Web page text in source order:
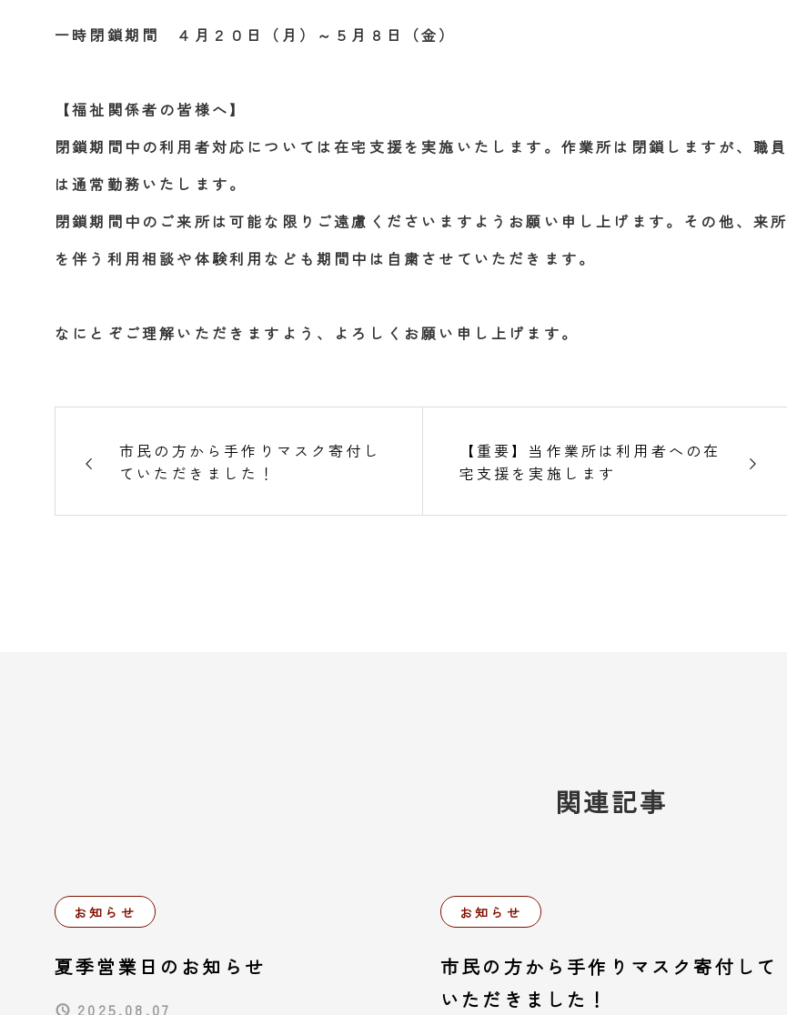
一時閉鎖期間 ４月２０日（月）～５月８日（金）
【福祉関係者の皆様へ】
閉鎖期間中の利用者対応については在宅支援を実施いたします。作業所は閉鎖しますが、職員
は通常勤務いたします。
閉鎖期間中のご来所は可能な限りご遠慮くださいますようお願い申し上げます。その他、来所
を伴う利用相談や体験利用なども期間中は自粛させていただきます。
なにとぞご理解いただきますよう、よろしくお願い申し上げます。
市民の方から手作りマスク寄付し
ていただきました！
【重要】当作業所は利用者への在
宅支援を実施します
関連記事
お知らせ
夏季営業日のお知らせ
2025.08.07
お知らせ
市民の方から手作りマスク寄付して
いただきました！